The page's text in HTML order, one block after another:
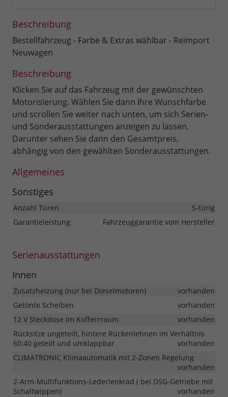
Beschreibung
Bestellfahrzeug - Farbe & Extras wählbar - Reimport
Neuwagen
Beschreibung
Klicken Sie auf das Fahrzeug mit der gewünschten
Motorisierung. Wählen Sie dann Ihre Wunschfarbe
und scrollen Sie weiter nach unten, um sich Serien-
und Sonderausstattungen anzeigen zu lassen.
Darunter sehen Sie dann den Gesamtpreis,
abhängig von den gewählten Sonderausstattungen.
Allgemeines
Sonstiges
Anzahl Türen
5-türig
Garantieleistung
Fahrzeuggarantie vom Hersteller
Serienausstattungen
Innen
Zusatzheizung (nur bei Dieselmotoren)
vorhanden
Getönte Scheiben
vorhanden
12 V Steckdose im Kofferrraum
vorhanden
Rücksitze ungeteilt, hintere Rückenlehnen im Verhältnis
60:40 geteilt und umklappbar
vorhanden
CLIMATRONIC Klimaautomatik mit 2-Zonen Regelung
vorhanden
2-Arm-Multifunktions-Lederlenkrad ( bei DSG-Getriebe mit
Schaltwippen)
vorhanden